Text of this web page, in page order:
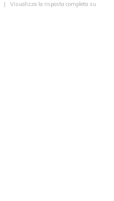
| Visualizza la risposta completa su